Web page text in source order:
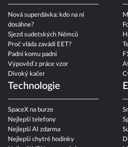
Nová superdávka: kdo na ní
dosáhne?
Sjezd sudetských Němců
Proč vláda zavádí EET?
Padni komu padni
Výpověď z práce vzor
Divoký kačer
Technologie
SpaceX na burze
Nejlepší telefony
Nejlepší AI zdarma
Nejlepší chytré hodinky